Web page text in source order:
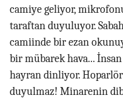
camiye geliyor,
taraftan duyuluyor.
camiinde bir ezan
bir mübarek hava...
hayran dinliyor.
duyulmaz! Minarenin